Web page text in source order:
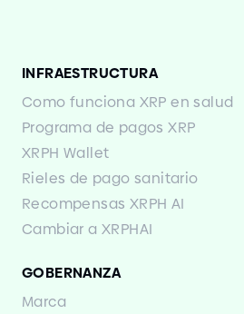
INFRAESTRUCTURA
Como funciona XRP en salud
Programa de pagos XRP
XRPH Wallet
Rieles de pago sanitario
Recompensas XRPH AI
Cambiar a XRPHAI
GOBERNANZA
Marca